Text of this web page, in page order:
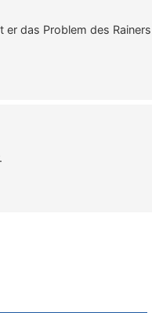
das Problem des Rainers